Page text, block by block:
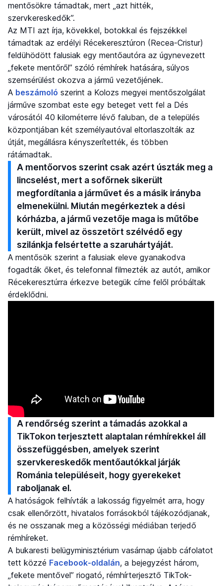
mentősökre támadtak, mert „azt hitték,
szervkereskedők”.
Az MTI azt írja, kövekkel, botokkal és fejszékkel
támadtak az erdélyi Récekeresztúron (Recea-Cristur)
feldühödött falusiak egy mentőautóra az úgynevezett
„fekete mentőről” szóló rémhírek hatására, súlyos
szemsérülést okozva a jármű vezetőjének.
A beszámoló szerint a Kolozs megyei mentőszolgálat
járműve szombat este egy beteget vett fel a Dés
városától 40 kilométerre lévő faluban, de a település
központjában két személyautóval eltorlaszolták az
útját, megállásra kényszerítették, és többen
rátámadtak.
A mentőorvos szerint csak azért úszták meg a
lincselést, mert a sofőrnek sikerült
megfordítania a járművet és a másik irányba
elmenekülni. Miután megérkeztek a dési
kórházba, a jármű vezetője maga is műtőbe
került, mivel az összetört szélvédő egy
szilánkja felsértette a szaruhártyáját.
A mentősök szerint a falusiak eleve gyanakodva
fogadták őket, és telefonnal filmezték az autót, amikor
Récekeresztúrra érkezve betegük címe felől próbáltak
érdeklődni.
A rendőrség szerint a támadás azokkal a
TikTokon terjesztett alaptalan rémhírekkel áll
összefüggésben, amelyek szerint
szervkereskedők mentőautókkal járják
Románia településeit, hogy gyerekeket
raboljanak el.
A hatóságok felhívták a lakosság figyelmét arra, hogy
csak ellenőrzött, hivatalos forrásokból tájékozódjanak,
és ne osszanak meg a közösségi médiában terjedő
rémhíreket.
A bukaresti belügyminisztérium vasárnap újabb cáfolatot
tett közzé Facebook-oldalán, a bejegyzést három,
„fekete mentővel” riogató, rémhírterjesztő TikTok-